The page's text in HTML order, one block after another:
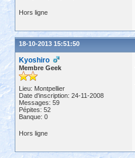
Hors ligne
18-10-2013 15:51:50
Kyoshiro
Membre Geek
Lieu: Montpellier
Date d'inscription: 24-11-2008
Messages: 59
Pépites: 52
Banque: 0
Hors ligne